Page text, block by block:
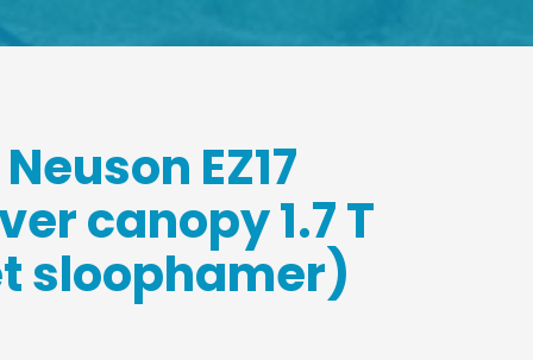
Neuson EZ17
canopy 1.7 T
sloophamer)